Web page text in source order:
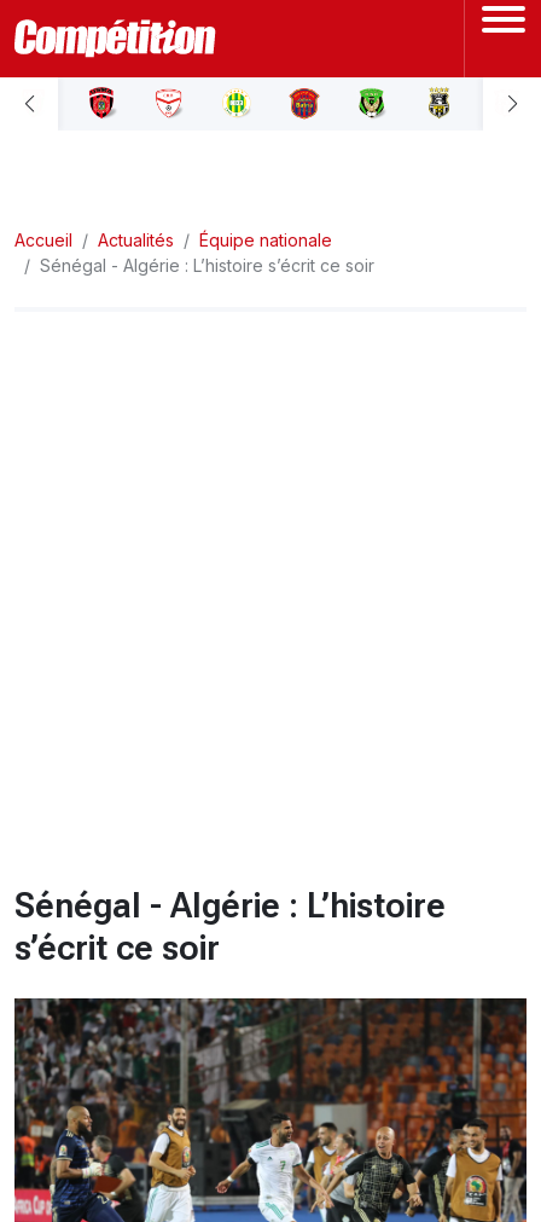
ACCUEIL
LIGUE 2
Accueil Actualités
Équipe nationale
Sénégal - Algérie : L’histoire s’écrit ce soir
Sénégal - Algérie : L’histoire
s’écrit ce soir